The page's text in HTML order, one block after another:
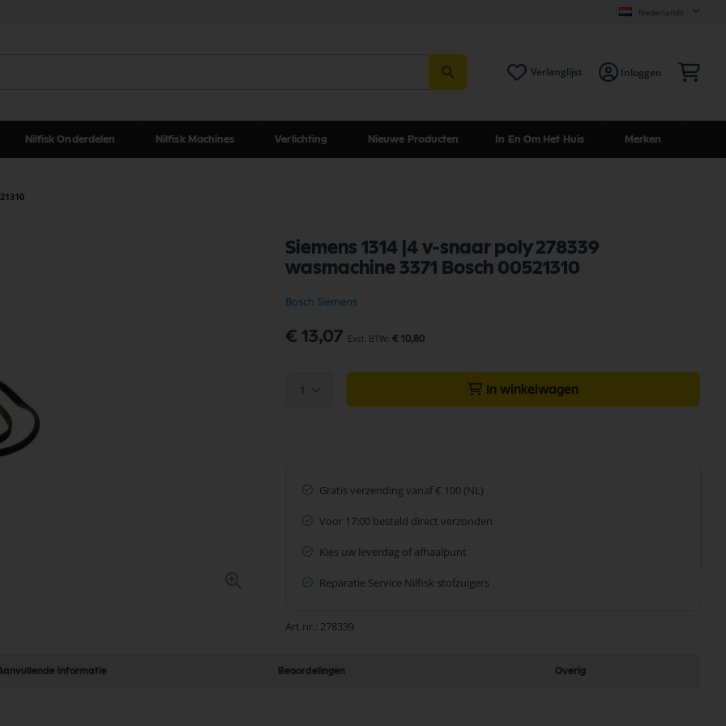
Nederlands
Verlanglijst Inloggen
Nilfisk Onderdelen Nilfisk Machines Verlichting Nieuwe Producten In En Om Het Huis Merken
Siemens 1314 j4 v-snaar poly 278339
wasmachine 3371 Bosch 00521310
Bosch Siemens
€ 13,07 € 10,80
1 In winkelwagen
Gratis verzending vanaf € 100 (NL)
Voor 17:00 besteld direct verzonden
Kies uw leverdag of afhaalpunt
Reparatie Service Nilfisk stofzuigers
Art.nr. 278339
informatie Beoordelingen Overig